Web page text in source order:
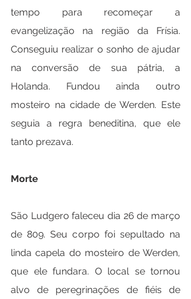
tempo para recomeçar a
evangelização na região da Frísia.
Conseguiu realizar o sonho de ajudar
na conversão de sua pátria, a
Holanda. Fundou ainda outro
mosteiro na cidade de Werden. Este
seguia a regra beneditina, que ele
tanto prezava.
Morte
São Ludgero faleceu dia 26 de março
de 809. Seu corpo foi sepultado na
linda capela do mosteiro de Werden,
que ele fundara. O local se tornou
alvo de peregrinações de fiéis de